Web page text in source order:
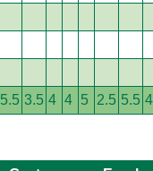
5.5 3.5 4 4 5 2.5 5.5 4